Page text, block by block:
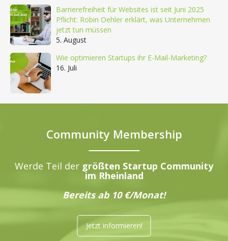
Barrierefreiheit für Websites ist seit Juni 2025
Pflicht: Robin Oehler erklärt, was Unternehmen
jetzt tun müssen
5. August
Wie optimieren Startups ihr E-Mail-Marketing?
16. Juli
Community Membership
Werde Teil der größten Startup Community
im Rheinland
Bereits ab 10 €/Monat!
Jetzt informieren!